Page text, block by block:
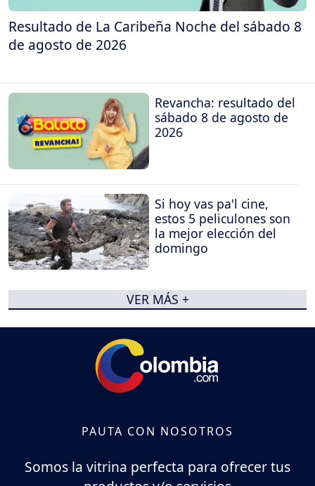
Resultado de La Caribeña Noche del sábado 8
de agosto de 2026
Revancha: resultado del
sábado 8 de agosto de
2026
Si hoy vas pa'l cine,
estos 5 peliculones son
la mejor elección del
domingo
VER MÁS +
PAUTA CON NOSOTROS
Somos la vitrina perfecta para ofrecer tus